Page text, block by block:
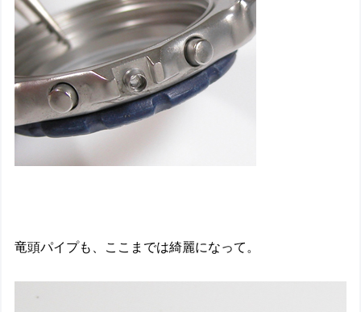
竜頭パイプも、ここまでは綺麗になって。